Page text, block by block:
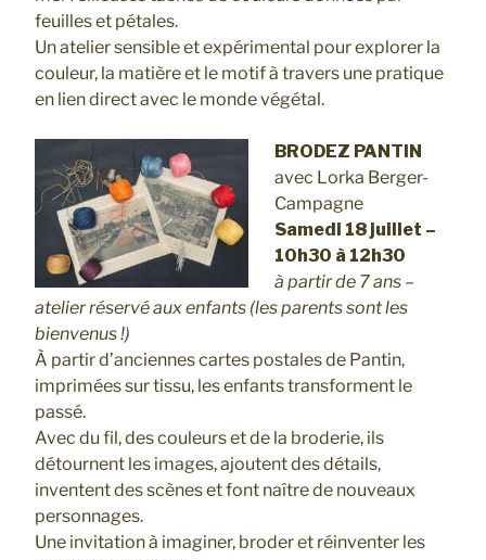
feuilles et pétales.
Un atelier sensible et expérimental pour explorer la
couleur, la matière et le motif à travers une pratique
en lien direct avec le monde végétal.
BRODEZ PANTIN
avec Lorka Berger-
Campagne
Samedi 18 juillet –
10h30 à 12h30
à partir de 7 ans –
atelier réservé aux enfants (les parents sont les
bienvenus !)
À partir d’anciennes cartes postales de Pantin,
imprimées sur tissu, les enfants transforment le
passé.
Avec du fil, des couleurs et de la broderie, ils
détournent les images, ajoutent des détails,
inventent des scènes et font naître de nouveaux
personnages.
Une invitation à imaginer, broder et réinventer les